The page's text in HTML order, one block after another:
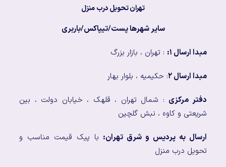
تهران تحویل درب منزل
سایر شهرها پست/تیپاکس/باربری
مبدا ارسال ۱: : تهران ، بازار بزرگ
مبدا ارسال ۲ : حکیمیه ، بلوار بهار
دفتر مرکزی : شمال تهران ، قلهک ، خیابان دولت ، بین
شریعتی و کاوه ، نبش گلچین
ارسال به پردیس و شرق تهران: با پیک قیمت مناسب و
تحویل درب منزل